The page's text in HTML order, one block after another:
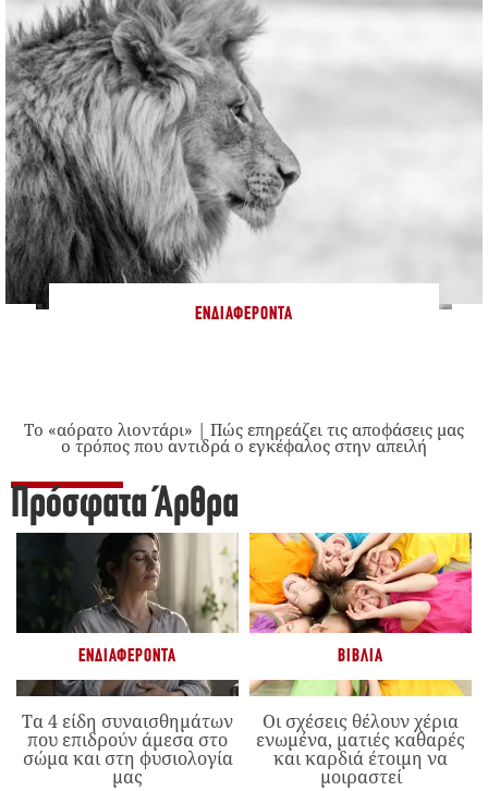
ΕΝΔΙΑΦΈΡΟΝΤΑ
Το «αόρατο λιοντάρι» | Πώς επηρεάζει τις αποφάσεις μας
ο τρόπος που αντιδρά ο εγκέφαλος στην απειλή
Πρόσφατα Άρθρα
ΕΝΔΙΑΦΈΡΟΝΤΑ
Τα 4 είδη συναισθημάτων
που επιδρούν άμεσα στο
σώμα και στη φυσιολογία
μας
ΒΙΒΛΊΑ
Οι σχέσεις θέλουν χέρια
ενωμένα, ματιές καθαρές
και καρδιά έτοιμη να
μοιραστεί